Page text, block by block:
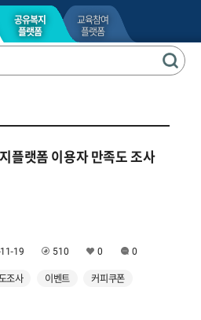
공유복지
플랫폼
교육참여
플랫폼
플랫폼 이용자 만족도 조사
19 510 0
0
조사 이벤트
커피쿠폰